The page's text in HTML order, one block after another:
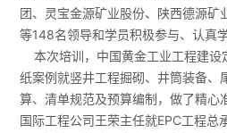
团、灵宝金源矿业股份、陕西德源矿
等148名领导和学员积极参与、认真
本次培训，中国黄金工业工程建设
纸案例就竖井工程掘砌、井筒装备、
算、清单规范及预算编制，做了精心
国际工程公司王荣主任就EPC工程总